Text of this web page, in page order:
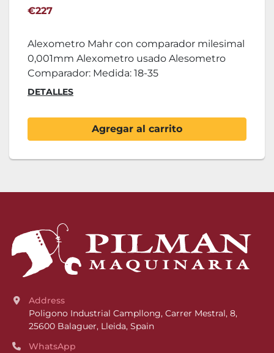
€227
Alexometro Mahr con comparador milesimal
0,001mm Alexometro usado Alesometro
Comparador: Medida: 18-35
DETALLES
Agregar al carrito
Address
Poligono Industrial Campllong, Carrer Mestral, 8,
25600 Balaguer, Lleida, Spain
WhatsApp